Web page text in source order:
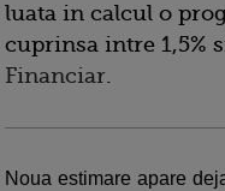
luata in calcul o
cuprinsa intre 1,5%
Financiar.
Noua estimare apare